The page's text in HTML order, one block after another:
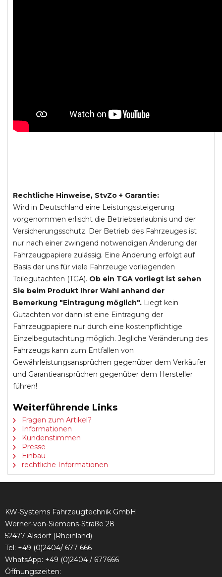
Rechtliche Hinweise, StvZo + Garantie:
Wird in Deutschland eine Leistungssteigerung
vorgenommen erlischt die Betriebserlaubnis und der
Versicherungsschutz. Der Betrieb des Fahrzeuges ist
nur nach einer zwingend notwendigen Änderung der
Fahrzeugpapiere zulässig. Eine Änderung erfolgt auf
Basis der uns für viele Fahrzeuge vorliegenden
Teilegutachten (TGA). Ob ein TGA vorliegt ist sehen
Sie beim Produkt Ihrer Wahl anhand der
Bemerkung "Eintragung möglich". Liegt kein
Gutachten vor dann ist eine Eintragung der
Fahrzeugpapiere nur durch eine kostenpflichtige
Einzelbegutachtung möglich. Jegliche Veränderung des
Fahrzeugs kann zum Entfallen von
Gewährleistungsansprüchen gegenüber dem Verkäufer
und Garantieansprüchen gegenüber dem Hersteller
führen!
Weiterführende Links
Fragen zum Artikel?
Informationen
Kundenstimmen
Presse
Einbau
rechtliche Informationen
KW-Systems Fahrzeugtechnik GmbH
Werner-von-Siemens-Straße 28
52477 Alsdorf (Rheinland)
Tel: +49 (0)2404/ 677 666
WhatsApp: +49 (0)2404 / 677666
Öffnungszeiten: